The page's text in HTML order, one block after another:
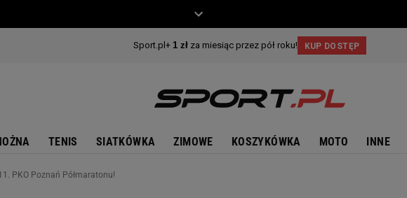
TENIS SIATKÓWKA ZIMOWE KOSZYKÓWKA MOTO INNE
PKO Poznań Półmaratonu!